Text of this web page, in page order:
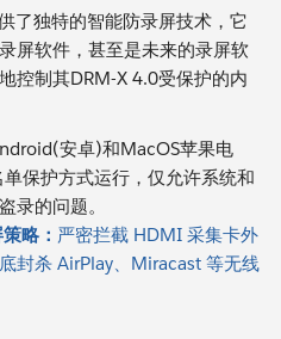
了独特的智能防录屏技术，它
屏软件，甚至是未来的录屏软
控制其DRM-X 4.0受保护的内
安卓)和MacOS苹果电
保护方式运行，仅允许系统和
录的问题。
略： 严密拦截 HDMI 采集卡外
封杀 AirPlay、Miracast 等无线